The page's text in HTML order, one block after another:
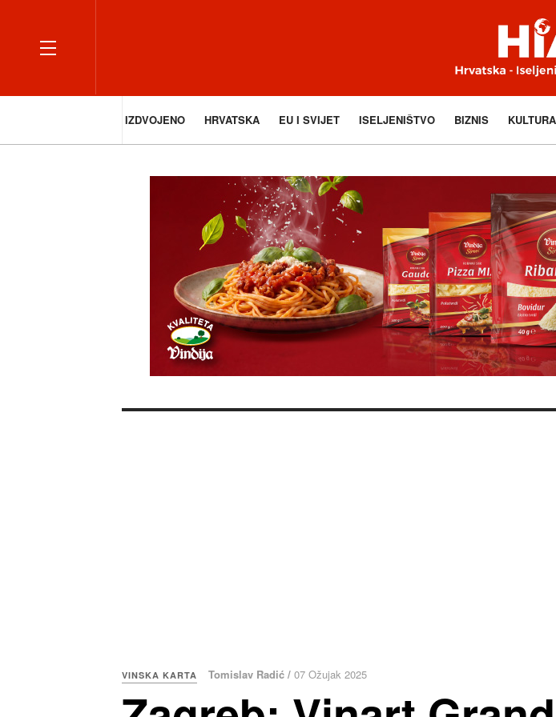
IZDVOJENO HRVATSKA EU I SVIJET ISELJENIŠTVO BIZNIS KULTURA
VINSKA KARTA Tomislav Radić / 07 Ožujak 2025